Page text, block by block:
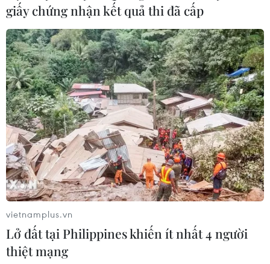
giấy chứng nhận kết quả thi đã cấp
vietnamplus.vn
Lở đất tại Philippines khiến ít nhất 4 người
thiệt mạng